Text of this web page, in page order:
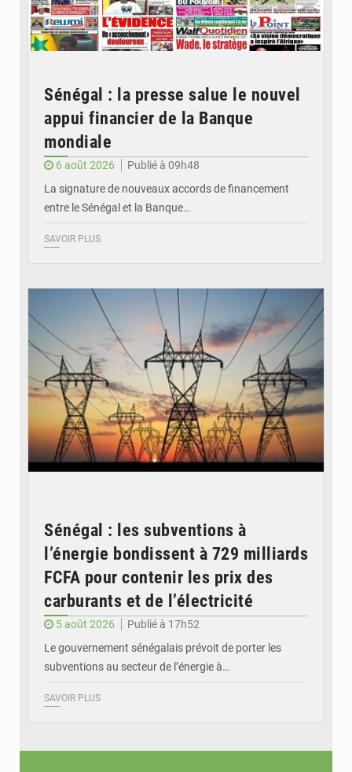
Sénégal : la presse salue le nouvel
appui financier de la Banque
mondiale
6 août 2026
Publié à 09h48
La signature de nouveaux accords de financement
entre le Sénégal et la Banque…
SAVOIR PLUS
Sénégal : les subventions à
l’énergie bondissent à 729 milliards
FCFA pour contenir les prix des
carburants et de l’électricité
5 août 2026
Publié à 17h52
Le gouvernement sénégalais prévoit de porter les
subventions au secteur de l’énergie à…
SAVOIR PLUS